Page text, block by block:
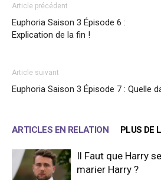
Article précédent
Euphoria Saison 3 Épisode 6 :
Explication de la fin !
Article suivant
Euphoria Saison 3 Épisode 7 : Quelle
ARTICLES EN RELATION PLUS DE
Il Faut que Harry
marier Harry ?